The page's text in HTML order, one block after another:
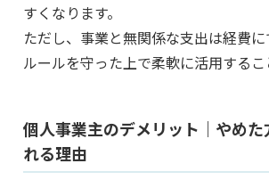
すくなります。
ただし、事業と無関係な支出は経費に
ルールを守った上で柔軟に活用するこ
個人事業主のデメリット｜やめ
れる理由